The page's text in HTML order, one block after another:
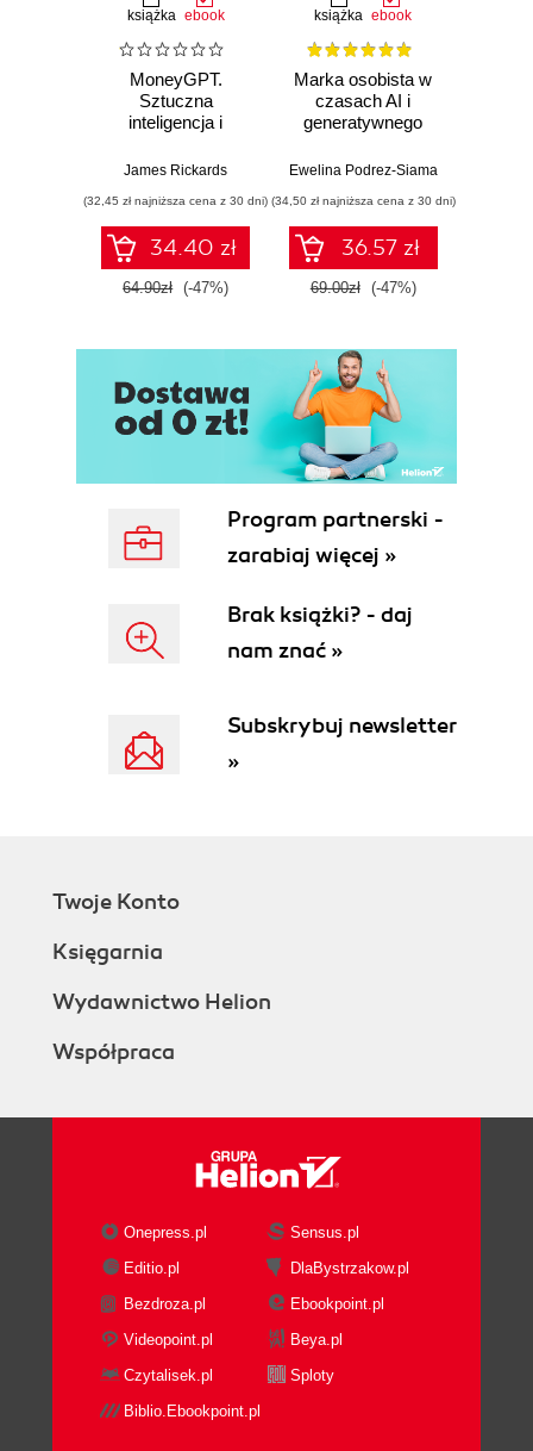
książka ebook
MoneyGPT.
Sztuczna
inteligencja i
globalnej ekonomii
James Rickards
(32,45 zł najniższa cena z 30 dni)
34.40 zł
64.90zł (-47%)
książka ebook
Marka osobista w
czasach AI i
generatywnego
Ewelina Podrez-Siama
(34,50 zł najniższa cena z 30 dni)
36.57 zł
69.00zł (-47%)
Program partnerski -
zarabiaj więcej »
Brak książki? - daj
nam znać »
Subskrybuj newsletter
»
Twoje Konto
Księgarnia
Wydawnictwo Helion
Współpraca
Onepress.pl
Sensus.pl
Editio.pl
DlaBystrzakow.pl
Bezdroza.pl
Ebookpoint.pl
Videopoint.pl
Beya.pl
Czytalisek.pl
Sploty
Biblio.Ebookpoint.pl